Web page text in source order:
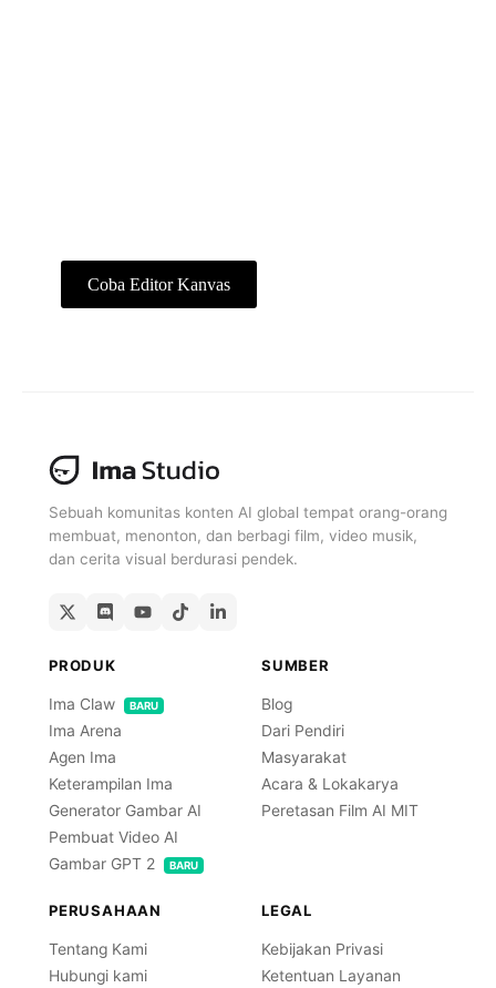
Coba Editor Kanvas
Sebuah komunitas konten AI global tempat orang-orang
membuat, menonton, dan berbagi film, video musik,
dan cerita visual berdurasi pendek.
PRODUK
Ima Claw BARU
Ima Arena
Agen Ima
Keterampilan Ima
Generator Gambar AI
Pembuat Video AI
Gambar GPT 2
BARU
SUMBER
Blog
Dari Pendiri
Masyarakat
Acara & Lokakarya
Peretasan Film AI MIT
PERUSAHAAN
Tentang Kami
Hubungi kami
LEGAL
Kebijakan Privasi
Ketentuan Layanan